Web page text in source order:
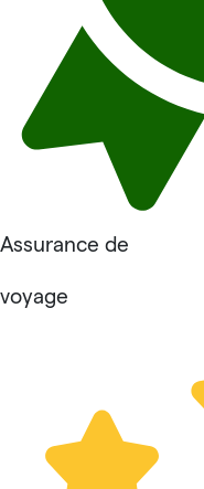
Assurance de
voyage